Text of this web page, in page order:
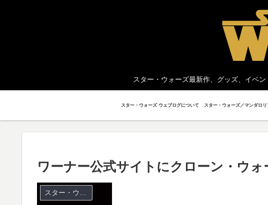
スター・ウォーズ最新作、グッズ、イベ
スター・ウォーズ ウェブログについて
ワーナー公式サイトにクローン・ウォ
スター・ウォーズ クローン・ウォーズ